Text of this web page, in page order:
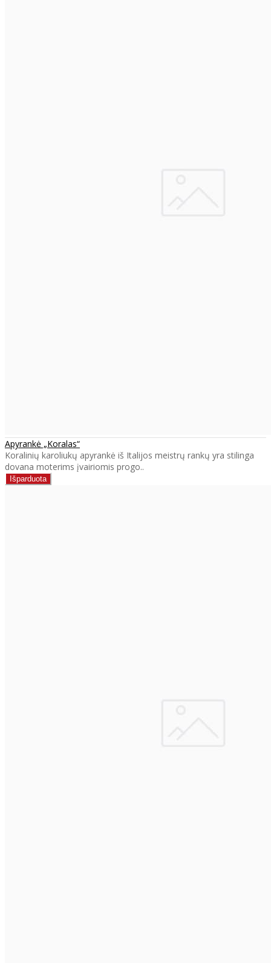
Apyrankė „Koralas“
Koralinių karoliukų apyrankė iš Italijos meistrų rankų yra stilinga
dovana moterims įvairiomis progo..